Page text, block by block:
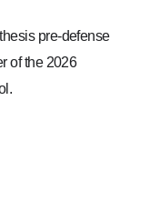
pre-defense
of the 2026